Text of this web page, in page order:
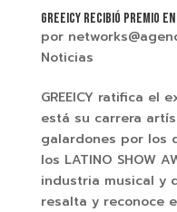
GREEICY RECIBIÓ PREMIO
por
Noticias
GREEICY ratifica el
está su carrera
galardones por los
los LATINO SHOW
industria musical y
resalta y reconoce